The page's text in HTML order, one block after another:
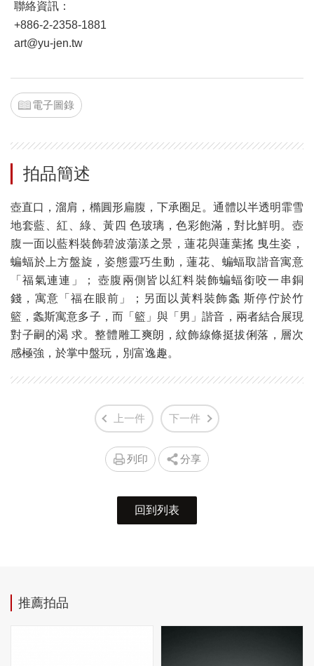
聯絡資訊：
+886-2-2358-1881
art@yu-jen.tw
電子圖錄
拍品簡述
壺直口，溜肩，橢圓形扁腹，下承圈足。通體以半透明霏雪
地套藍、紅、綠、黃四 色玻璃，色彩飽滿，對比鮮明。壺
腹一面以藍料裝飾碧波蕩漾之景，蓮花與蓮葉搖 曳生姿，
蝙蝠於上方盤旋，姿態靈巧生動，蓮花、蝙蝠取諧音寓意
「福氣連連」； 壺腹兩側皆以紅料裝飾蝙蝠銜咬一串銅
錢，寓意「福在眼前」；另面以黃料裝飾螽 斯停佇於竹
籃，螽斯寓意多子，而「籃」與「男」諧音，兩者結合展現
對子嗣的渴 求。整體雕工爽朗，紋飾線條挺拔俐落，層次
感極強，於掌中盤玩，別富逸趣。
上一件 下一件
列印 分享
回到列表
推薦拍品